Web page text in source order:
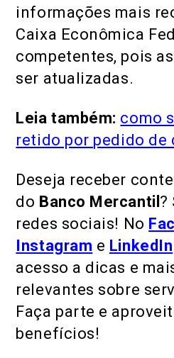
informações mais
Caixa Econômica
competentes, pois
ser atualizadas.
Leia também: como
retido por pedido de
Deseja receber
do Banco Mercantil ?
redes sociais! No
Instagram e LinkedIn
acesso a dicas e
relevantes sobre
Faça parte e
benefícios!